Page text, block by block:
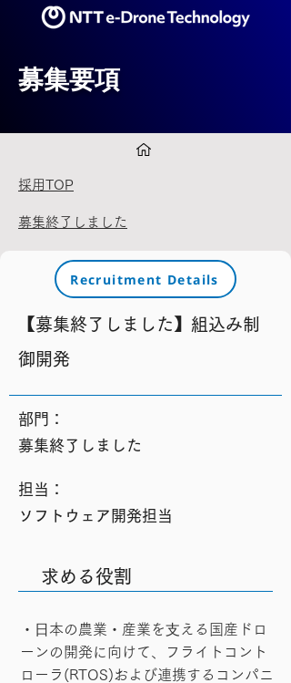
募集要項
採用TOP
募集終了しました
Recruitment Details
【募集終了しました】組込み制
御開発
​部門：
募集終了しました
​担当：
ソフトウェア開発担当
求める役割
・⽇本の農業・産業を⽀える国産ドロ
ーンの開発に向けて、フライトコント
ローラ(RTOS)および連携するコンパニ